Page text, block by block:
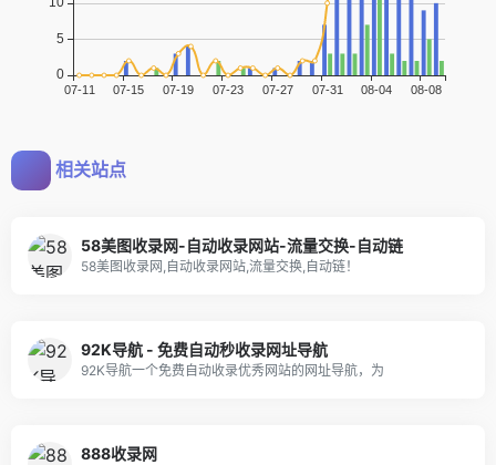
相关站点
58美图收录网-自动收录网站-流量交换-自动链
58美图收录网,自动收录网站,流量交换,自动链！
92K导航 - 免费自动秒收录网址导航
92K导航一个免费自动收录优秀网站的网址导航，为
888收录网